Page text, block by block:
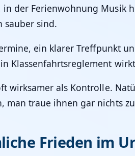
der Ferienwohnung
sauber sind.
ein klarer Treffpunkt
Klassenfahrtsreglement
wirksamer als Kontrolle.
man traue ihnen gar nichts
Frieden im